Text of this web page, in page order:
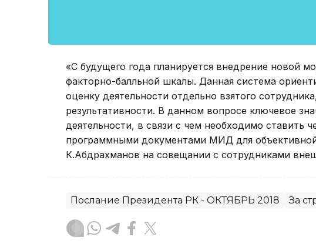
«С будущего года планируется внедрение новой
факторно-балльной шкалы. Данная система
оценку деятельности отдельно взятого
результативности. В данном вопросе ключевое
деятельности, в связи с чем необходимо ставить
программными документами МИД для
К.Абдрахманов на совещании с сотрудниками
Послание Президента РК - ОКТЯБРЬ 2018 За